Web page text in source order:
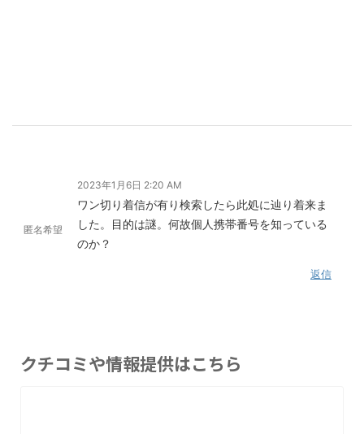
匿名希望
2023年1月6日 2:20 AM
ワン切り着信が有り検索したら此処に辿り着来ま
した。目的は謎。何故個人携帯番号を知っている
のか？
返信
クチコミや情報提供はこちら